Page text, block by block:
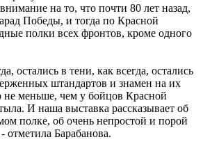
на то, что почти 80 лет назад,
Победы, и тогда по Красной
полки всех фронтов, кроме одного
остались в тени, как всегда, остались
штандартов и знамен на их
не меньше, чем у бойцов Красной
И наша выставка рассказывает об
полке, об очень непростой и порой
отметила Барабанова.